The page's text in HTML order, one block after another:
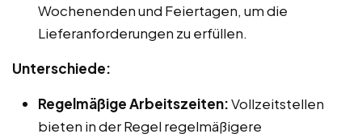
Wochenenden und Feiertagen, um die
Lieferanforderungen zu erfüllen.
Unterschiede:
Regelmäßige Arbeitszeiten:Vollzeitstellen
bieten in der Regel regelmäßigere